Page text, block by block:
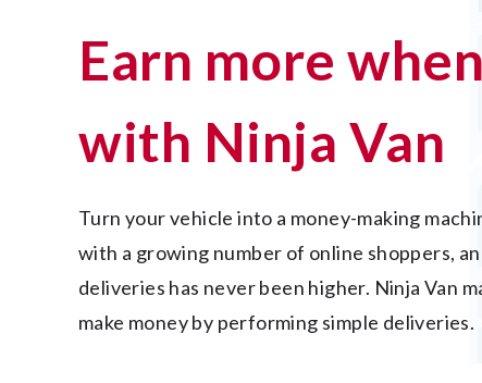
Earn more when you drive
with Ninja Van
Turn your vehicle into a money-making machine. The city is buzzing
with a growing number of online shoppers,
deliveries has never been higher. Ninja Van
make money by performing simple deliveries.